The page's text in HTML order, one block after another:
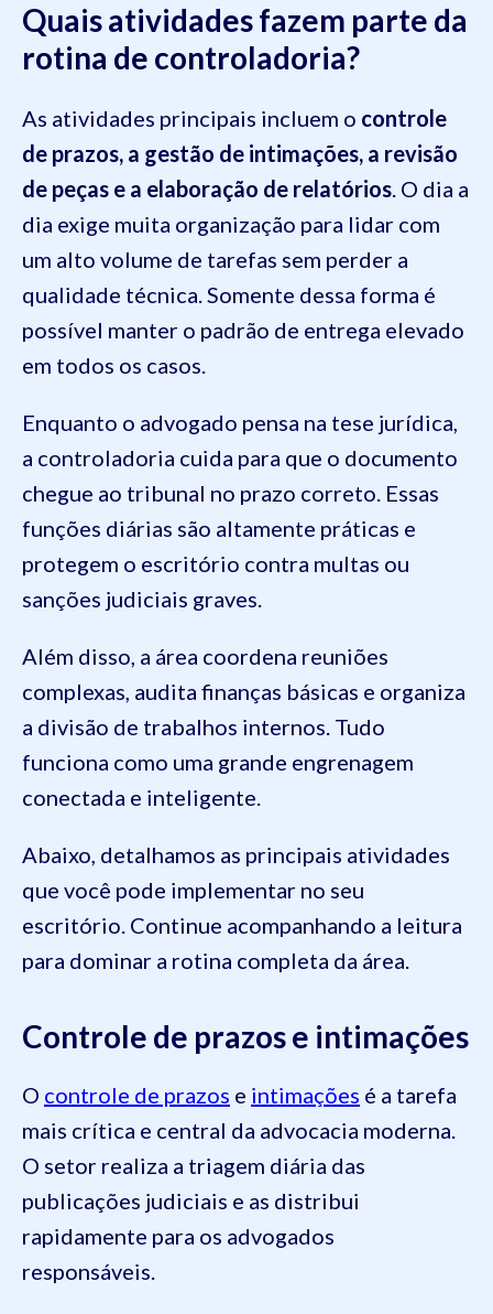
Quais atividades fazem parte da
rotina de controladoria?
As atividades principais incluem o controle
de prazos, a gestão de intimações, a revisão
de peças e a elaboração de relatórios. O dia a
dia exige muita organização para lidar com
um alto volume de tarefas sem perder a
qualidade técnica. Somente dessa forma é
possível manter o padrão de entrega elevado
em todos os casos.
Enquanto o advogado pensa na tese jurídica,
a controladoria cuida para que o documento
chegue ao tribunal no prazo correto. Essas
funções diárias são altamente práticas e
protegem o escritório contra multas ou
sanções judiciais graves.
Além disso, a área coordena reuniões
complexas, audita finanças básicas e organiza
a divisão de trabalhos internos. Tudo
funciona como uma grande engrenagem
conectada e inteligente.
Abaixo, detalhamos as principais atividades
que você pode implementar no seu
escritório. Continue acompanhando a leitura
para dominar a rotina completa da área.
Controle de prazos e intimações
O controle de prazos e intimações é a tarefa
mais crítica e central da advocacia moderna.
O setor realiza a triagem diária das
publicações judiciais e as distribui
rapidamente para os advogados
responsáveis.